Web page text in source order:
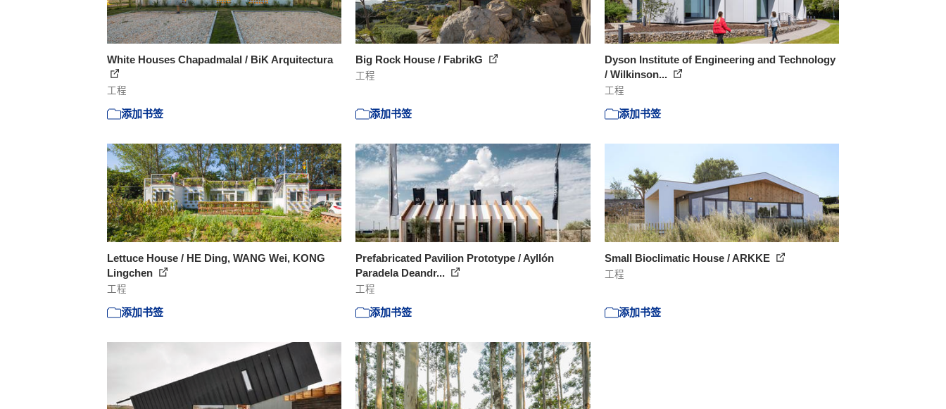
White Houses Chapadmalal / BiK Arquitectura
工程
添加书签
Big Rock House / FabrikG
工程
添加书签
Dyson Institute of Engineering and Technology
/ Wilkinson...
工程
添加书签
Lettuce House / HE Ding, WANG Wei, KONG
Lingchen
工程
添加书签
Prefabricated Pavilion Prototype / Ayllón
Paradela Deandr...
工程
添加书签
Small Bioclimatic House / ARKKE
工程
添加书签